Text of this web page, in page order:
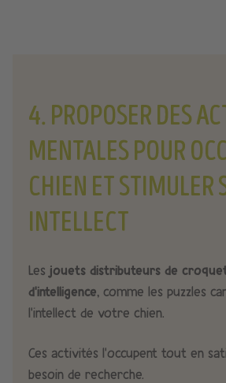
4. PROPOSER DES
MENTALES POUR
CHIEN ET STIMULER
INTELLECT
Les jouets distributeurs de
d’intelligence, comme les puzzles
l’intellect de votre chien.
Ces activités l’occupent tout en
besoin de recherche.